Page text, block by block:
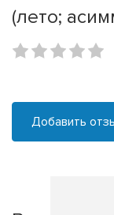
(лето;
Добавить